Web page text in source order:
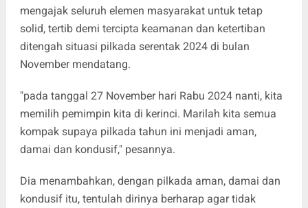
mengajak seluruh elemen masyarakat untuk tetap
solid, tertib demi tercipta keamanan dan ketertiban
ditengah situasi pilkada serentak 2024 di bulan
November mendatang.
"pada tanggal 27 November hari Rabu 2024 nanti, kita
memilih pemimpin kita di kerinci. Marilah kita semua
kompak supaya pilkada tahun ini menjadi aman,
damai dan kondusif," pesannya.
Dia menambahkan, dengan pilkada aman, damai dan
kondusif itu, tentulah dirinya berharap agar tidak